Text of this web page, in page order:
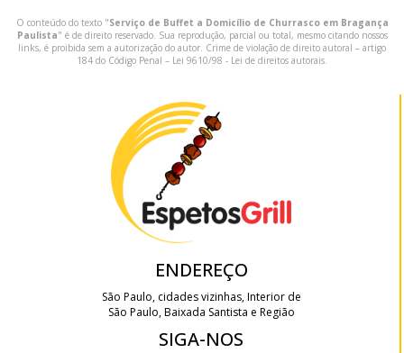
O conteúdo do texto "Serviço de Buffet a Domicílio de Churrasco em Bragança
Paulista" é de direito reservado. Sua reprodução, parcial ou total, mesmo citando nossos
links, é proibida sem a autorização do autor. Crime de violação de direito autoral – artigo
184 do Código Penal – Lei 9610/98 - Lei de direitos autorais.
ENDEREÇO
São Paulo, cidades vizinhas, Interior de
São Paulo, Baixada Santista e Região
SIGA-NOS